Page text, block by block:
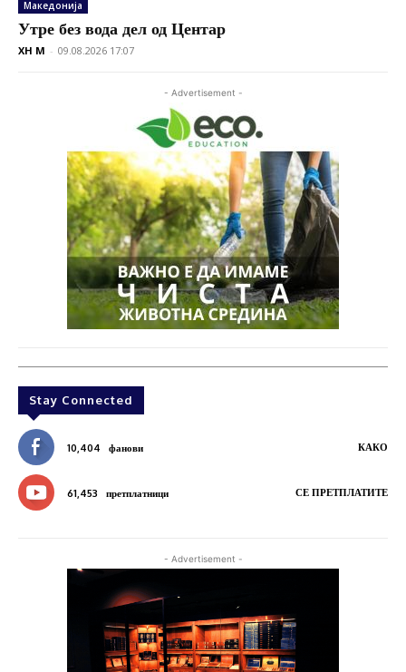
Македонија
Утре без вода дел од Центар
XH M - 09.08.2026 17:07
- Advertisement -
Stay Connected
10,404 фанови КАКО
61,453 претплатници СЕ ПРЕТПЛАТИТЕ
- Advertisement -